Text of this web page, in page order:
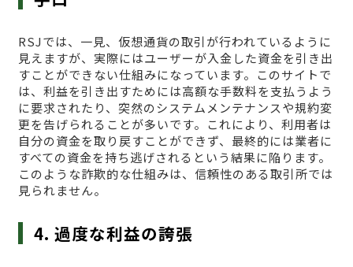
RSJでは、一見、仮想通貨の取引が行われているように
見えますが、実際にはユーザーが入金した資金を引き出
すことができない仕組みになっています。このサイトで
は、利益を引き出すためには高額な手数料を支払うよう
に要求されたり、突然のシステムメンテナンスや規約変
更を告げられることが多いです。これにより、利用者は
自分の資金を取り戻すことができず、最終的には業者に
すべての資金を持ち逃げされるという結果に陥ります。
このような詐欺的な仕組みは、信頼性のある取引所では
見られません。
4. 過度な利益の誇張